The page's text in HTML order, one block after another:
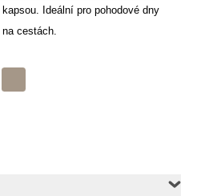
Ideální pro pohodové dny
cestách.